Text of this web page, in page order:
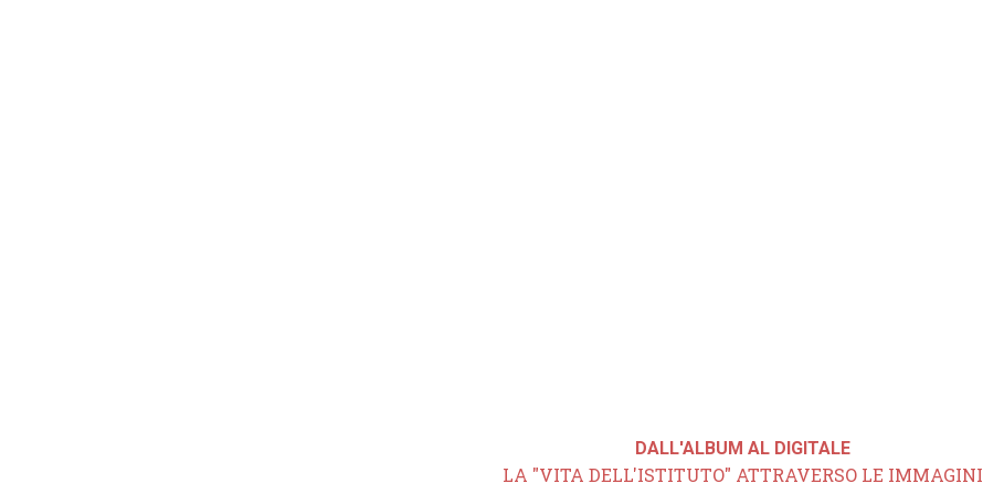
DALL'ALBUM AL DIGITALE
LA "VITA DELL'ISTITUTO" ATTRAVERSO LE IMMAGINI